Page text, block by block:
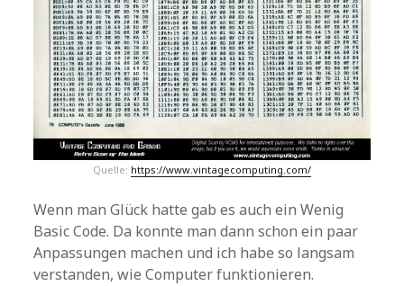
Quelle: https://www.vintagecomputing.com/
Wenn man Glück hatte gab es auch ein Wenig
Basic Code. Da konnte man dann schon ein paar
Anpassungen machen und ich habe so langsam
verstanden, wie Computer funktionieren.